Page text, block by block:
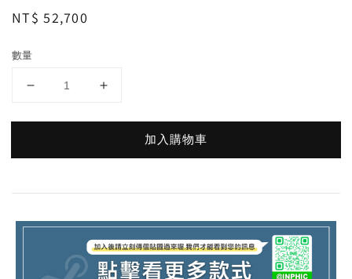
Regular
NT$ 52,700
數量
加入購物車